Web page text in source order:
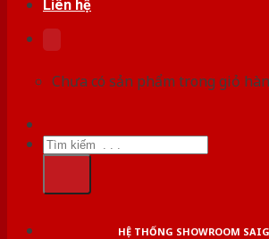
Liên hệ
Chưa có sản phẩm trong giỏ
Tìm
kiếm:
HỆ THỐNG SHOWROOM